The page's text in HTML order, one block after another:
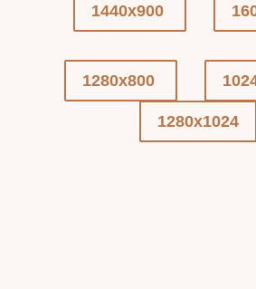
1440x900
1280x800
1280x1024